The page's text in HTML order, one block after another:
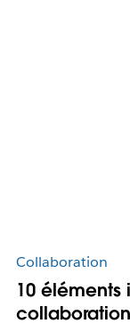
Collaboration
10 éléments